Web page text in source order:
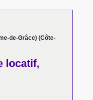
de-Grâce) (Côte-
locatif,